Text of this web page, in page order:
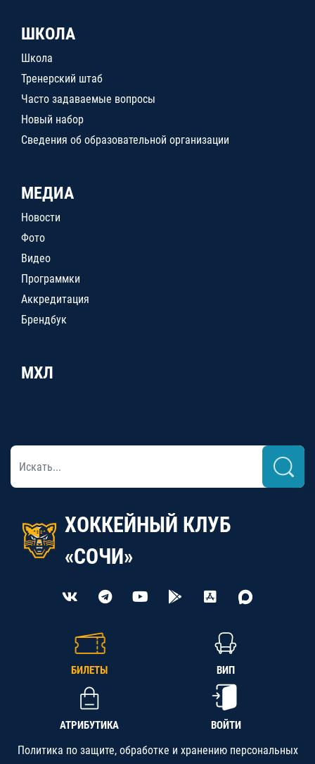
ШКОЛА
Школа
Тренерский штаб
Часто задаваемые вопросы
Новый набор
Сведения об образовательной организации
МЕДИА
Новости
Фото
Видео
Программки
Аккредитация
Брендбук
МХЛ
ХОККЕЙНЫЙ КЛУБ
«СОЧИ»
БИЛЕТЫ ВИП
АТРИБУТИКА ВОЙТИ
Политика по защите, обработке и хранению персональных